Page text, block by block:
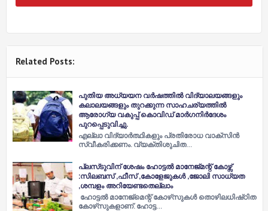
Related Posts:
പുതിയ അധ്യയന വര്‍ഷത്തില്‍ വിദ്യാലയങ്ങളും
കലാലയങ്ങളും തുറക്കുന്ന സാഹചര്യത്തില്‍
ആരോഗ്യ വകുപ്പ് കൊവിഡ് മാര്‍ഗനിര്‍ദേശം
പുറപ്പെടുവിച്ചു.
എല്ലാ വിദ്യാര്‍ത്ഥികളും പ്രതിരോധ വാക്‌സിന്‍
സ്വീകരിക്കണം. വ്യക്തിശുചിത…
പ്ലസ്‌ടുവിന് ശേഷം ഹോട്ടൽ മാനേജ്‌മന്റ് കോഴ്സ്
:സിലബസ് ,ഫീസ് ,കോളേജുകൾ ,ജോലി സാധ്യത
,ശമ്പളം അറിയേണ്ടതെല്ലാം
ഹോട്ടൽ മാനേജ്‌മെന്റ് കോഴ്‌സുകൾ തൊഴിലധിഷ്‌ഠിത
കോഴ്‌സുകളാണ്. ഹോട്ട…